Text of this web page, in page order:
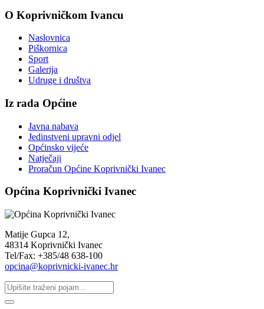
O Koprivničkom Ivancu
Naslovnica
Piškornica
Sport
Galerija
Udruge i društva
Iz rada Općine
Javna nabava
Jedinstveni upravni odjel
Općinsko vijeće
Natječaji
Proračun Općine Koprivnički Ivanec
Općina Koprivnički Ivanec
Matije Gupca 12,
48314 Koprivnički Ivanec
Tel/Fax: +385/48 638-100
opcina@koprivnicki-ivanec.hr